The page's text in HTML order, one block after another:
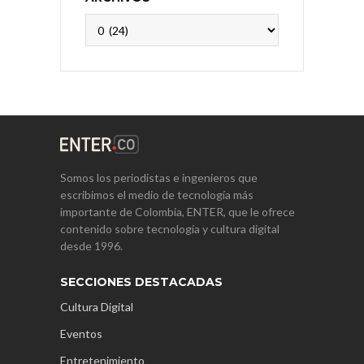
Somos los periodistas e ingenieros que
escribimos el medio de tecnología más
importante de Colombia, ENTER, que le ofrece
contenido sobre tecnología y cultura digital
desde 1996.
SECCIONES DESTACADAS
Cultura Digital
Eventos
Entretenimiento